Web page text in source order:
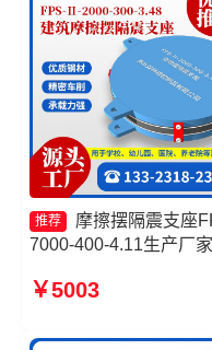
推荐
摩擦摆隔震支座
7000-400-4.11生产厂
厂家 摩擦摆隔震支座
￥5003